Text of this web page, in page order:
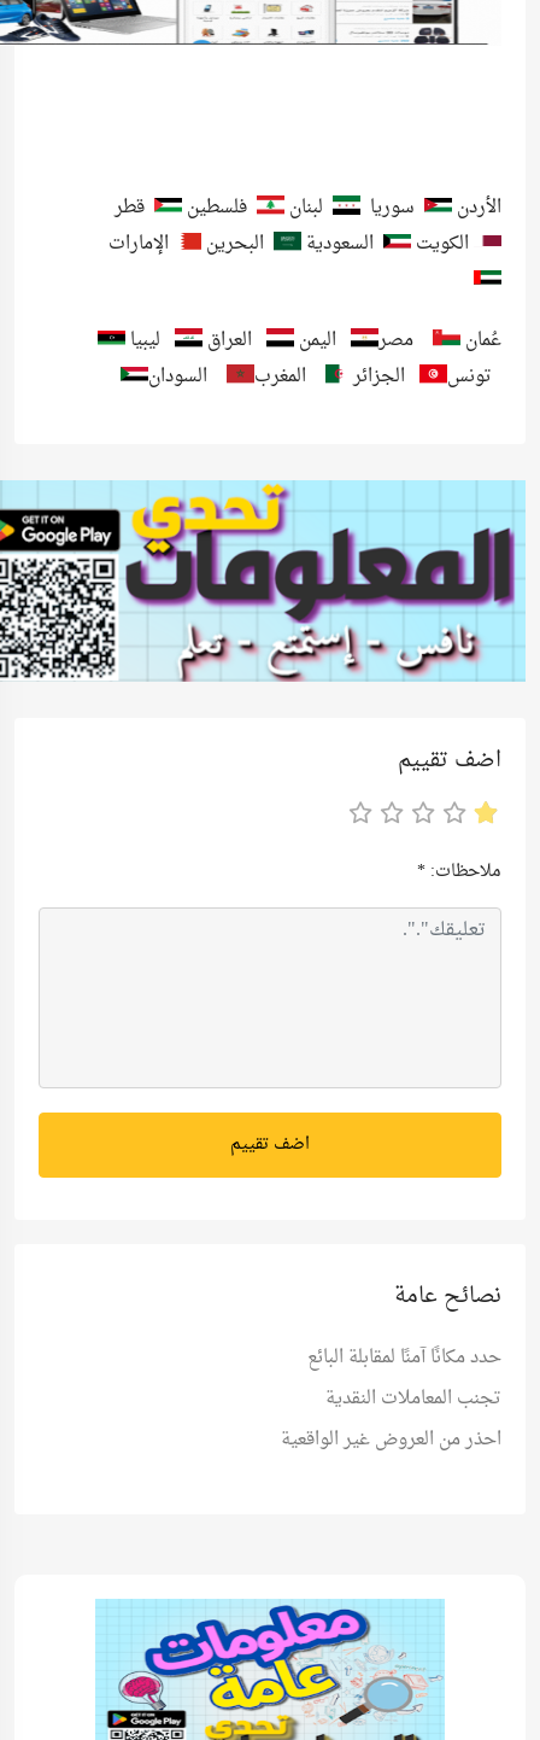
الأردن سوريا لبنان فلسطين
قطر
الكويت
السعودية البحرين الإمارات
عُمان مصر اليمن العراق
ليبيا
تونس
الجزائر المغرب السودان
اضف تقييم
ملاحظات:*
اضف تقييم
نصائح عامة
حدد مكانًا آمنًا لمقابلة البائع
تجنب المعاملات النقدية
احذر من العروض غير الواقعية